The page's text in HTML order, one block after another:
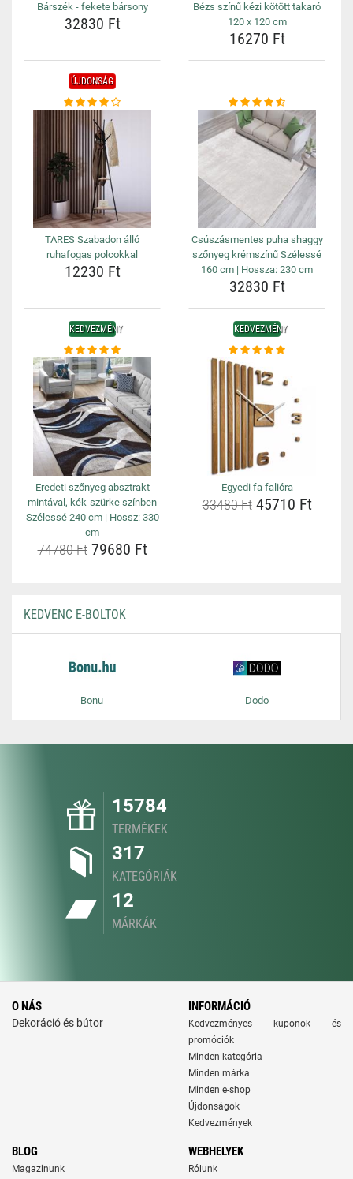
Bárszék - fekete bársony
32830 Ft
Bézs színű kézi kötött takaró
120 x 120 cm
16270 Ft
ÚJDONSÁG
TARES Szabadon álló
ruhafogas polcokkal
12230 Ft
Csúszásmentes puha shaggy
szőnyeg krémszínű Szélessé
160 cm | Hossza: 230 cm
32830 Ft
KEDVEZMÉNY
Eredeti szőnyeg absztrakt
mintával, kék-szürke színben
Szélessé 240 cm | Hossz: 330
cm
74780 Ft79680 Ft
KEDVEZMÉNY
Egyedi fa falióra
33480 Ft45710 Ft
KEDVENC E-BOLTOK
Bonu Dodo
15784
TERMÉKEK
317
KATEGÓRIÁK
12
MÁRKÁK
O NÁS
Dekoráció és bútor
INFORMÁCIÓ
Kedvezményes kuponok és
promóciók
Minden kategória
Minden márka
Minden e-shop
Újdonságok
Kedvezmények
BLOG
Magazinunk
WEBHELYEK
Rólunk